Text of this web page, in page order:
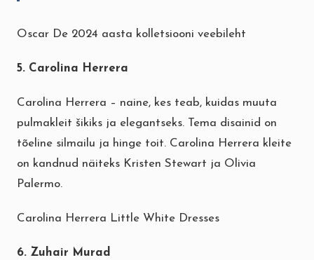
Oscar De 2024 aasta kolletsiooni veebileht
5. Carolina Herrera
Carolina Herrera – naine, kes teab, kuidas muuta
pulmakleit šikiks ja elegantseks. Tema disainid on
tõeline silmailu ja hinge toit. Carolina Herrera kleite
on kandnud näiteks Kristen Stewart ja Olivia
Palermo.
Carolina Herrera Little White Dresses
6. Zuhair Murad